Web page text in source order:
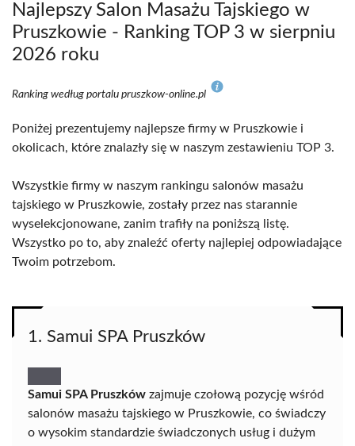
Najlepszy Salon Masażu Tajskiego w
Pruszkowie - Ranking TOP 3 w sierpniu
2026 roku
Ranking według portalu pruszkow-online.pl
Poniżej prezentujemy najlepsze firmy w Pruszkowie i
okolicach, które znalazły się w naszym zestawieniu TOP 3.
Wszystkie firmy w naszym rankingu salonów masażu
tajskiego w Pruszkowie, zostały przez nas starannie
wyselekcjonowane, zanim trafiły na poniższą listę.
Wszystko po to, aby znaleźć oferty najlepiej odpowiadające
Twoim potrzebom.
1. Samui SPA Pruszków
Samui SPA Pruszków zajmuje czołową pozycję wśród
salonów masażu tajskiego w Pruszkowie, co świadczy
o wysokim standardzie świadczonych usług i dużym